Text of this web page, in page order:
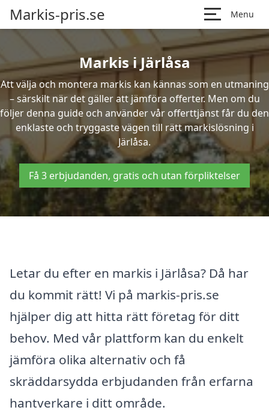
Markis-pris.se Menu
Markis i Järlåsa
Att välja och montera markis kan kännas som en utmaning
– särskilt när det gäller att jämföra offerter. Men om du
följer denna guide och använder vår offerttjänst får du den
enklaste och tryggaste vägen till rätt markislösning i
Järlåsa.
Få 3 erbjudanden, gratis och utan förpliktelser
Letar du efter en markis i Järlåsa? Då har
du kommit rätt! Vi på markis-pris.se
hjälper dig att hitta rätt företag för ditt
behov. Med vår plattform kan du enkelt
jämföra olika alternativ och få
skräddarsydda erbjudanden från erfarna
hantverkare i ditt område.